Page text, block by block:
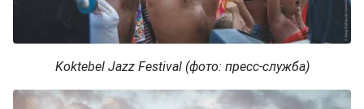
Koktebel Jazz Festival (фото: пресс-служба)